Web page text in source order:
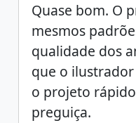
Quase bom. O
mesmos
qualidade dos
que o
o projeto
preguiça.